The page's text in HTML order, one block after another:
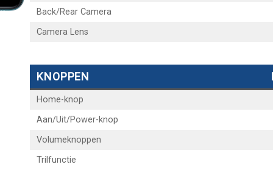
Back/Rear Camera
Camera Lens
KNOPPEN
Home-knop
Aan/Uit/Power-knop
Volumeknoppen
Trilfunctie